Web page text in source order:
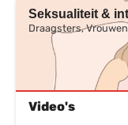
Seksualiteit &
Draagsters, Vrouwen
Video's